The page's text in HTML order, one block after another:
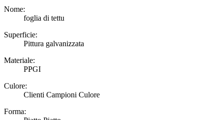
Nome:
foglia di tettu
Superficie:
Pittura galvanizzata
Materiale:
PPGI
Culore:
Clienti Campioni Culore
Forma: